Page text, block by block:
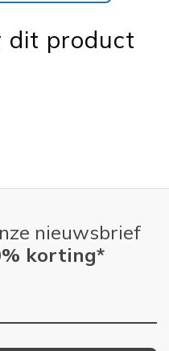
dit product
nieuwsbrief
korting*